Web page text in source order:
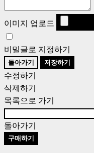
이미지 업로드
비밀글로 지정하기
돌아가기 저장하기
수정하기
삭제하기
목록으로 가기
돌아가기
구매하기